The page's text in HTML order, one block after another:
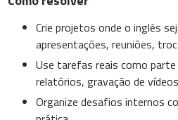
Crie projetos onde o inglês
apresentações, reuniões,
Use tarefas reais como
relatórios, gravação de
Organize desafios internos